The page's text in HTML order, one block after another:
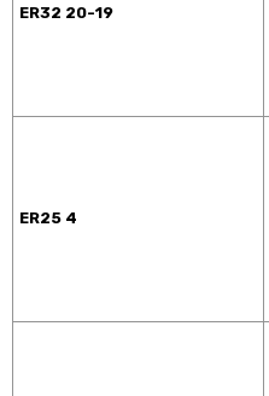
ER32 20-19
ER25 4